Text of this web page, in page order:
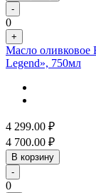
-
0
+
Масло оливковое
Legend», 750мл
4 299.00 ₽
4 700.00 ₽
В корзину
-
0